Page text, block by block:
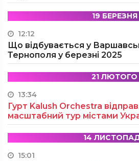
19 БЕРЕЗНЯ
12:12
Що відбувається у
Тернополя у березні 2025
21 ЛЮТОГО
13:34
Гурт Kalush Orchestra
масштабний тур містами
14
15:01